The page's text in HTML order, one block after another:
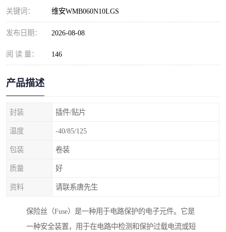
关键词： 维安WMB060N10LGS
发布日期： 2026-08-08
阅 读 量： 146
产品描述
封装 插件/贴片
温度 -40/85/125
包装 卷装
质量 好
资料 请联系唐先生
保险丝（Fuse）是一种用于电路保护的电子元件。它是
一种安全装置，用于在电路中检测和保护过载电流或短